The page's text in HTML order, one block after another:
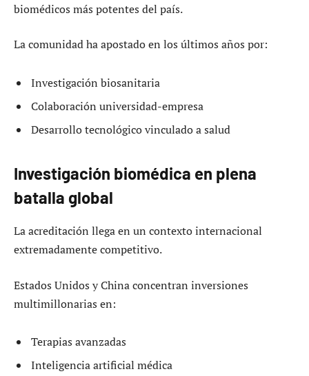
biomédicos más potentes del país.
La comunidad ha apostado en los últimos años por:
Investigación biosanitaria
Colaboración universidad-empresa
Desarrollo tecnológico vinculado a salud
Investigación biomédica en plena
batalla global
La acreditación llega en un contexto internacional
extremadamente competitivo.
Estados Unidos y China concentran inversiones
multimillonarias en:
Terapias avanzadas
Inteligencia artificial médica